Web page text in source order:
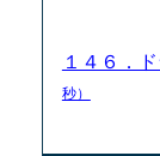
１４６．
秒）